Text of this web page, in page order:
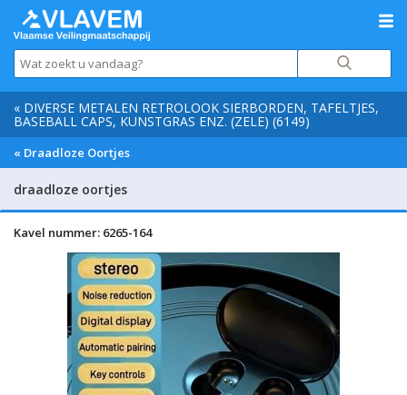
« DIVERSE METALEN RETROLOOK SIERBORDEN, TAFELTJES,
BASEBALL CAPS, KUNSTGRAS ENZ. (ZELE) (6149)
« Draadloze Oortjes
draadloze oortjes
Kavel nummer: 6265-164